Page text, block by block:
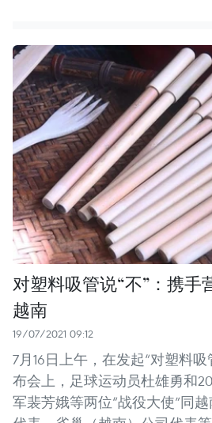
对塑料吸管说“不”：携手
越南
19/07/2021 09:12
7月16日上午，在发起“对塑料
布会上，足球运动员杜雄勇和
军裴芳娥等两位“战役大使”同